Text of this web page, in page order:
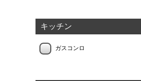
キッチン
ガスコンロ